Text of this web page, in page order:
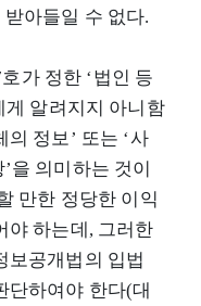
아들일 수 없다.
가 정한 ‘법인 등
게 알려지지 아니함
정보’ 또는 ‘사
을 의미하는 것이
만한 정당한 이익
야 하는데, 그러한
보공개법의 입법
단하여야 한다(대